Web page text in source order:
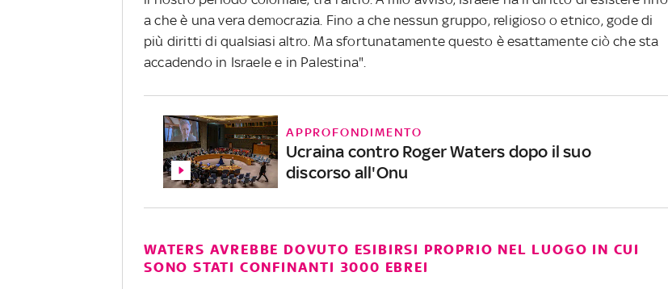
a che è una vera democrazia. Fino a che nessun gruppo, religioso o etnico, gode di
più diritti di qualsiasi altro. Ma sfortunatamente questo è esattamente ciò che sta
accadendo in Israele e in Palestina".
APPROFONDIMENTO
Ucraina contro Roger Waters dopo il suo
discorso all'Onu
WATERS AVREBBE DOVUTO ESIBIRSI PROPRIO NEL LUOGO IN CUI
SONO STATI CONFINANTI 3000 EBREI